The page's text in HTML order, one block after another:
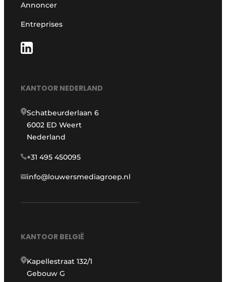
Annoncer
Entreprises
KANTOOR NEDERLAND
Schatbeurderlaan 6
6002 ED Weert
Nederland
+31 495 450095
info@louwersmediagroep.nl
KANTOOR BELGIË
Kapellestraat 132/1
Gebouw G